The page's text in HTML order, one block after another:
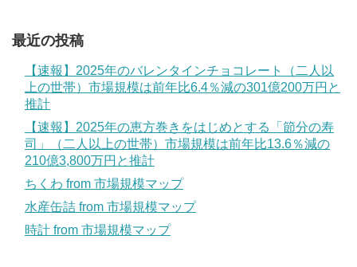
最近の投稿
【速報】2025年のバレンタインチョコレート（二人以
上の世帯）市場規模は前年比6.4％減の301億200万円と
推計
【速報】2025年の恵方巻きをはじめとする「節分の寿
司」（二人以上の世帯）市場規模は前年比13.6％減の
210億3,800万円と推計
ちくわ from 市場規模マップ
水産缶詰 from 市場規模マップ
時計 from 市場規模マップ